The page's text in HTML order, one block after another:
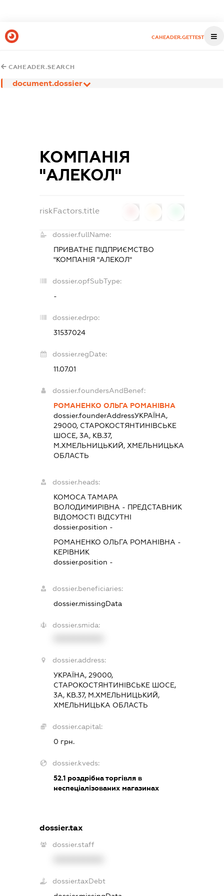
CAHEADER.GETTEST
CAHEADER.SEARCH
document.dossier
КОМПАНІЯ
"АЛЕКОЛ"
riskFactors.title
dossier.fullName:
ПРИВАТНЕ ПІДПРИЄМСТВО
"КОМПАНІЯ "АЛЕКОЛ"
dossier.opfSubType:
-
dossier.edrpo:
31537024
dossier.regDate:
11.07.01
dossier.foundersAndBenef:
РОМАНЕНКО ОЛЬГА РОМАНІВНА
dossier.founderAddressУКРАЇНА,
29000, СТАРОКОСТЯНТИНІВСЬКЕ
ШОСЕ, 3А, КВ.37,
М.ХМЕЛЬНИЦЬКИЙ, ХМЕЛЬНИЦЬКА
ОБЛАСТЬ
dossier.heads:
КОМОСА ТАМАРА
ВОЛОДИМИРІВНА - ПРЕДСТАВНИК
ВІДОМОСТІ ВІДСУТНІ
dossier.position -
РОМАНЕНКО ОЛЬГА РОМАНІВНА -
КЕРІВНИК
dossier.position -
dossier.beneficiaries:
dossier.missingData
dossier.smida:
dossier.address:
УКРАЇНА, 29000,
СТАРОКОСТЯНТИНІВСЬКЕ ШОСЕ,
3А, КВ.37, М.ХМЕЛЬНИЦЬКИЙ,
ХМЕЛЬНИЦЬКА ОБЛАСТЬ
dossier.capital:
0 грн.
dossier.kveds:
52.1роздрібна торгівля в
неспеціалізованих магазинах
dossier.tax
dossier.staff
dossier.taxDebt